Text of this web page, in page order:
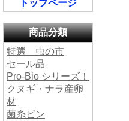
トップページ
商品分類
特選 虫の市
セール品
Pro-Bio シリーズ！
クヌギ・ナラ産卵
材
菌糸ビン